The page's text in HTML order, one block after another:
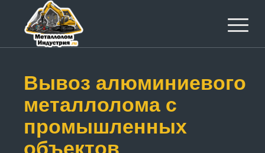
Вывоз алюминиевого
металлолома с
промышленных
объектов